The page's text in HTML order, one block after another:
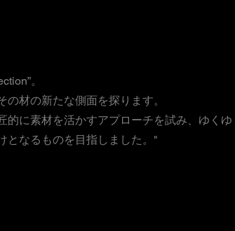
。
材の新たな側面を探ります。
に素材を活かすアプローチを試み、ゆく
となるものを目指しました。"